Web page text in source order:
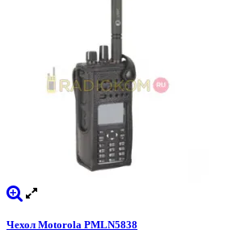
Чехол Motorola PMLN5838